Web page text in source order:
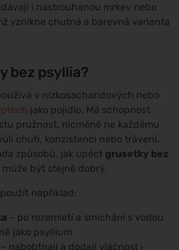
i nastrouhanou mrkev nebo
vznikne chutná a barevná varianta
bez psyllia?
v nízkosacharidových nebo
jako pojidlo. Má schopnost
pružnost, nicméně ne každému
chuti, konzistenci nebo trávení.
způsobů, jak upéct grusetky bez
může být stejně dobrý.
například:
– po rozemletí a smíchání s vodou
jako psyllium
– nabobtnají a dodají vláčnost i